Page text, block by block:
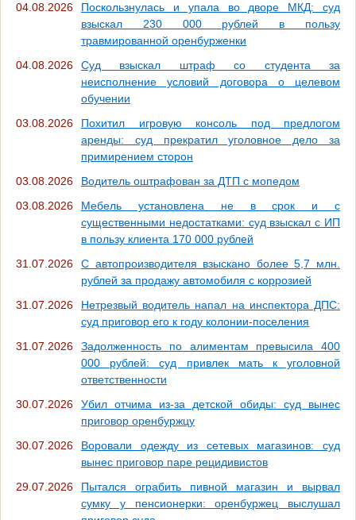
04.08.2026
Поскользнулась и упала во дворе МКД: суд
взыскал 230 000 рублей в пользу
травмированной оренбурженки
04.08.2026
Суд взыскал штраф со студента за
неисполнение условий договора о целевом
обучении
03.08.2026
Похитил игровую консоль под предлогом
аренды: суд прекратил уголовное дело за
примирением сторон
03.08.2026
Водитель оштрафован за ДТП с мопедом
03.08.2026
Мебель установлена не в срок и с
существенными недостатками: суд взыскал с ИП
в пользу клиента 170 000 рублей
31.07.2026
С автопроизводителя взыскано более 5,7 млн.
рублей за продажу автомобиля с коррозией
31.07.2026
Нетрезвый водитель напал на инспектора ДПС:
суд приговор его к году колонии-поселения
31.07.2026
Задолженность по алиментам превысила 400
000 рублей: суд привлек мать к уголовной
ответственности
30.07.2026
Убил отчима из-за детской обиды: суд вынес
приговор оренбуржцу
30.07.2026
Воровали одежду из сетевых магазинов: суд
вынес приговор паре рецидивистов
29.07.2026
Пытался ограбить пивной магазин и вырвал
сумку у пенсионерки: оренбуржец выслушал